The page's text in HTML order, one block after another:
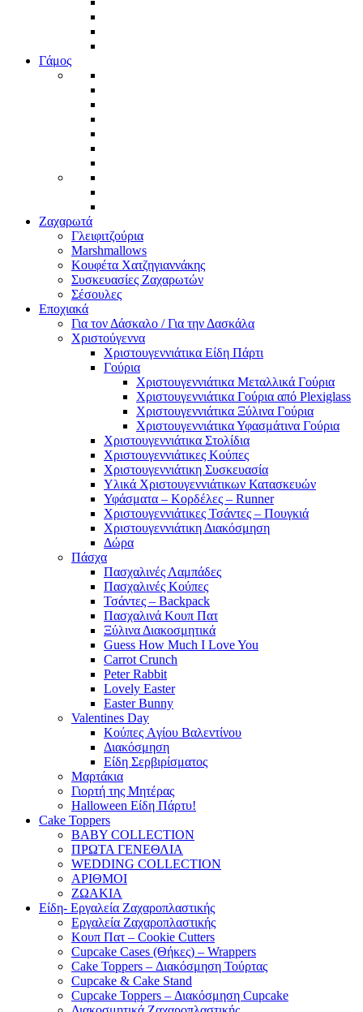
Γάμος
Ζαχαρωτά
Γλειφιτζούρια
Marshmallows
Κουφέτα Χατζηγιαννάκης
Συσκευασίες Ζαχαρωτών
Σέσουλες
Εποχιακά
Για τον Δάσκαλο / Για την Δασκάλα
Χριστούγεννα
Χριστουγεννιάτικα Είδη Πάρτι
Γούρια
Χριστουγεννιάτικα Μεταλλικά Γούρια
Χριστουγεννιάτικα Γούρια από Plexiglass
Χριστουγεννιάτικα Ξύλινα Γούρια
Χριστουγεννιάτικα Υφασμάτινα Γούρια
Χριστουγεννιάτικα Στολίδια
Χριστουγεννιάτικες Κούπες
Χριστουγεννιάτικη Συσκευασία
Υλικά Χριστουγεννιάτικων Κατασκευών
Υφάσματα – Κορδέλες – Runner
Χριστουγεννιάτικες Τσάντες – Πουγκιά
Χριστουγεννιάτικη Διακόσμηση
Δώρα
Πάσχα
Πασχαλινές Λαμπάδες
Πασχαλινές Κούπες
Τσάντες – Backpack
Πασχαλινά Κουπ Πατ
Ξύλινα Διακοσμητικά
Guess How Much I Love You
Carrot Crunch
Peter Rabbit
Lovely Easter
Easter Bunny
Valentines Day
Κούπες Aγίου Βαλεντίνου
Διακόσμηση
Είδη Σερβιρίσματος
Μαρτάκια
Γιορτή της Μητέρας
Halloween Είδη Πάρτυ!
Cake Toppers
BABY COLLECTION
ΠΡΩΤΑ ΓΕΝΕΘΛΙΑ
WEDDING COLLECTION
ΑΡΙΘΜΟΙ
ΖΩΑΚΙΑ
Είδη- Εργαλεία Ζαχαροπλαστικής
Εργαλεία Ζαχαροπλαστικής
Κουπ Πατ – Cookie Cutters
Cupcake Cases (Θήκες) – Wrappers
Cake Toppers – Διακόσμηση Τούρτας
Cupcake & Cake Stand
Cupcake Toppers – Διακόσμηση Cupcake